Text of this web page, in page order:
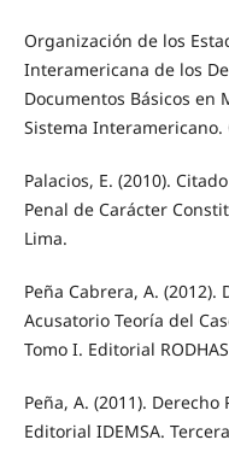
Organización de los
Interamericana de los
Documentos Básicos en
Sistema Interamericano.
Palacios, E. (2010).
Penal de Carácter
Lima.
Peña Cabrera, A. (2012).
Acusatorio Teoría del
Tomo I. Editorial
Peña, A. (2011).
Editorial IDEMSA.